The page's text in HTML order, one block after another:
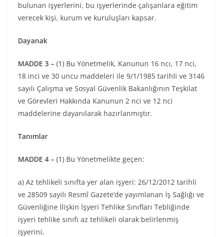
bulunan işyerlerini, bu işyerlerinde çalışanlara eğitim
verecek kişi, kurum ve kuruluşları kapsar.
Dayanak
MADDE 3 – (1) Bu Yönetmelik, Kanunun 16 ncı, 17 nci,
18 inci ve 30 uncu maddeleri ile 9/1/1985 tarihli ve 3146
sayılı Çalışma ve Sosyal Güvenlik Bakanlığının Teşkilat
ve Görevleri Hakkında Kanunun 2 nci ve 12 nci
maddelerine dayanılarak hazırlanmıştır.
Tanımlar
MADDE 4 – (1) Bu Yönetmelikte geçen:
a) Az tehlikeli sınıfta yer alan işyeri: 26/12/2012 tarihli
ve 28509 sayılı Resmî Gazete’de yayımlanan İş Sağlığı ve
Güvenliğine İlişkin İşyeri Tehlike Sınıfları Tebliğinde
işyeri tehlike sınıfı az tehlikeli olarak belirlenmiş
işyerini,